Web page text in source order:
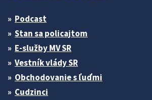
Podcast
Stan sa policajtom
E-služby MV SR
Vestník vlády SR
Obchodovanie s ľuďmi
Cudzinci